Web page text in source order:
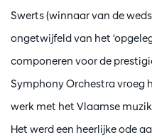
Swerts (winnaar van de
ongetwijfeld van het
componeren voor de
Symphony Orchestra vroeg
werk met het Vlaamse
Het werd een heerlijke ode